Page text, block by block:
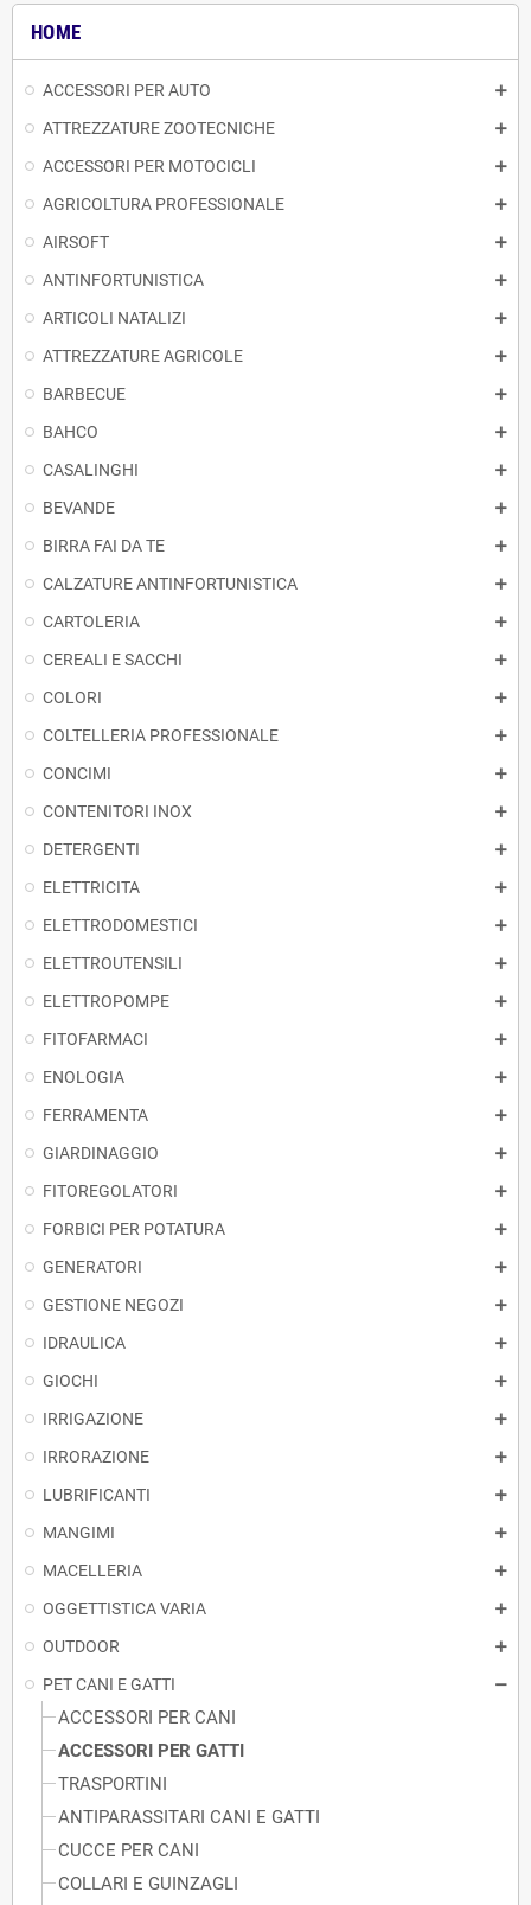
HOME
ACCESSORI PER AUTO
ATTREZZATURE ZOOTECNICHE
ACCESSORI PER MOTOCICLI
AGRICOLTURA PROFESSIONALE
AIRSOFT
ANTINFORTUNISTICA
ARTICOLI NATALIZI
ATTREZZATURE AGRICOLE
BARBECUE
BAHCO
CASALINGHI
BEVANDE
BIRRA FAI DA TE
CALZATURE ANTINFORTUNISTICA
CARTOLERIA
CEREALI E SACCHI
COLORI
COLTELLERIA PROFESSIONALE
CONCIMI
CONTENITORI INOX
DETERGENTI
ELETTRICITA
ELETTRODOMESTICI
ELETTROUTENSILI
ELETTROPOMPE
FITOFARMACI
ENOLOGIA
FERRAMENTA
GIARDINAGGIO
FITOREGOLATORI
FORBICI PER POTATURA
GENERATORI
GESTIONE NEGOZI
IDRAULICA
GIOCHI
IRRIGAZIONE
IRRORAZIONE
LUBRIFICANTI
MANGIMI
MACELLERIA
OGGETTISTICA VARIA
OUTDOOR
PET CANI E GATTI
ACCESSORI PER CANI
ACCESSORI PER GATTI
TRASPORTINI
ANTIPARASSITARI CANI E GATTI
CUCCE PER CANI
COLLARI E GUINZAGLI